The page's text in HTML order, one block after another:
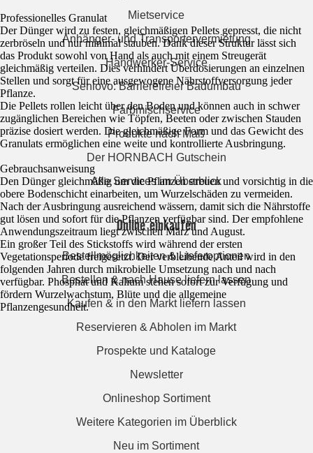
Professionelles Granulat
Der Dünger wird zu festen, gleichmäßigen Pellets gepresst, die nicht
zerbröseln und nur minimal stauben. Dank dieser Struktur lässt sich
das Produkt sowohl von Hand als auch mit einem Streugerät
gleichmäßig verteilen. Dies verhindert Überdosierungen an einzelnen
Stellen und sorgt für eine ausgewogene Nährstoffversorgung jeder
Pflanze.
Die Pellets rollen leicht über den Boden und können auch in schwer
zugänglichen Bereichen wie Töpfen, Beeten oder zwischen Stauden
präzise dosiert werden. Die gleichmäßige Form und das Gewicht des
Granulats ermöglichen eine weite und kontrollierte Ausbringung.
Gebrauchsanweisung
Den Dünger gleichmäßig um die Pflanzen streuen und vorsichtig in die
obere Bodenschicht einarbeiten, um Wurzelschäden zu vermeiden.
Nach der Ausbringung ausreichend wässern, damit sich die Nährstoffe
gut lösen und sofort für die Pflanzen verfügbar sind. Der empfohlene
Anwendungszeitraum liegt zwischen März und August.
Ein großer Teil des Stickstoffs wird während der ersten
Vegetationsperiode freigesetzt. Der verbleibende Anteil wird in den
folgenden Jahren durch mikrobielle Umsetzung nach und nach
verfügbar. Phosphat und Kalium stehen sofort zur Verfügung und
fördern Wurzelwachstum, Blüte und die allgemeine
Pflanzengesundheit.
Mietservice
Anhänger- und Transportervermietung
Handwerker-Service
Seniovo: Barrierefreier Badumbau
Farbmischservice
Produkte nach Maß
Der HORNBACH Gutschein
Alle Services im Überblick
Online einkaufen
Bestellmöglichkeiten & Lieferoptionen
Bestellen & nach Hause liefern lassen
Kaufen & in den Markt liefern lassen
Reservieren & Abholen im Markt
Prospekte und Kataloge
Newsletter
Onlineshop Sortiment
Weitere Kategorien im Überblick
Neu im Sortiment